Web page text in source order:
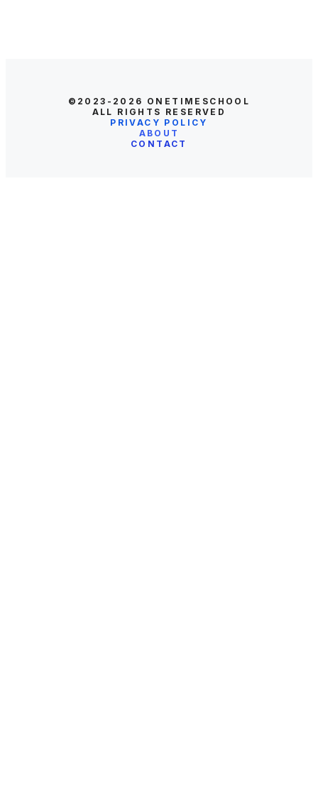
©2023-2026 ONETIMESCHOOL
ALL RIGHTS RESERVED
PRIVACY POLICY
ABOUT
CONTACT